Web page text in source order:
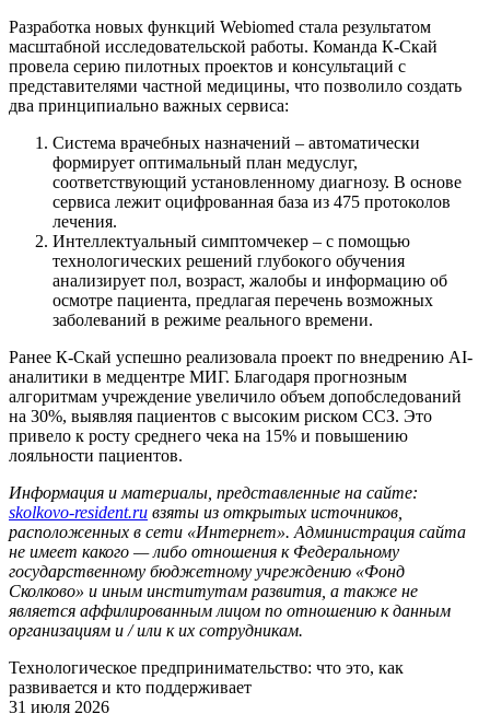
Разработка новых функций Webiomed стала результатом
масштабной исследовательской работы. Команда К-Скай
провела серию пилотных проектов и консультаций с
представителями частной медицины, что позволило создать
два принципиально важных сервиса:
Система врачебных назначений – автоматически
формирует оптимальный план медуслуг,
соответствующий установленному диагнозу. В основе
сервиса лежит оцифрованная база из 475 протоколов
лечения.
Интеллектуальный симптомчекер – с помощью
технологических решений глубокого обучения
анализирует пол, возраст, жалобы и информацию об
осмотре пациента, предлагая перечень возможных
заболеваний в режиме реального времени.
Ранее К-Скай успешно реализовала проект по внедрению AI-
аналитики в медцентре МИГ. Благодаря прогнозным
алгоритмам учреждение увеличило объем допобследований
на 30%, выявляя пациентов с высоким риском ССЗ. Это
привело к росту среднего чека на 15% и повышению
лояльности пациентов.
Информация и материалы, представленные на сайте:
skolkovo-resident.ru взяты из открытых источников,
расположенных в сети «Интернет». Администрация сайта
не имеет какого — либо отношения к Федеральному
государственному бюджетному учреждению «Фонд
Сколково» и иным институтам развития, а также не
является аффилированным лицом по отношению к данным
организациям и / или к их сотрудникам.
Технологическое предпринимательство: что это, как
развивается и кто поддерживает
31 июля 2026